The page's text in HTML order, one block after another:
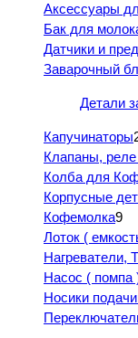
Аксессуары
Бак для
Датчики и
Заварочный
Детали
Капучинаторы
Клапаны,
Колба для
Корпусные
Кофемолка9
Лоток (
Нагреватели,
Насос (
Носики